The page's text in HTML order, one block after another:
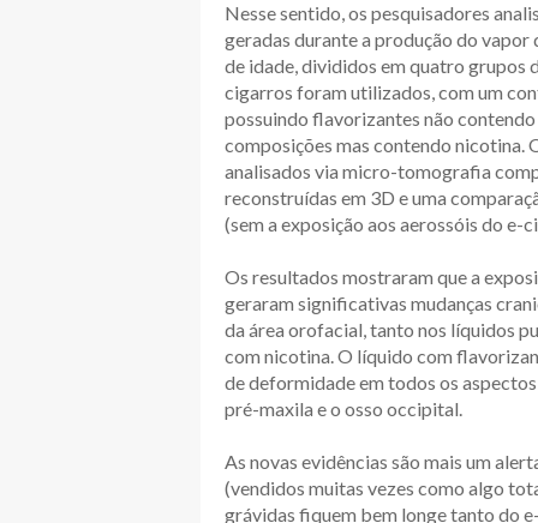
Nesse sentido, os pesquisadores
geradas durante a produção do
de idade, divididos em quatro grupos
cigarros foram utilizados, com um
possuindo flavorizantes não
composições mas contendo nicotina.
analisados via micro-tomografia
reconstruídas em 3D e uma
(sem a exposição aos aerossóis do e-
Os resultados mostraram que a
geraram significativas mudanças
da área orofacial, tanto nos líquidos
com nicotina. O líquido com
de deformidade em todos os
pré-maxila e o osso occipital.
As novas evidências são mais um
(vendidos muitas vezes como algo
grávidas fiquem bem longe tanto do